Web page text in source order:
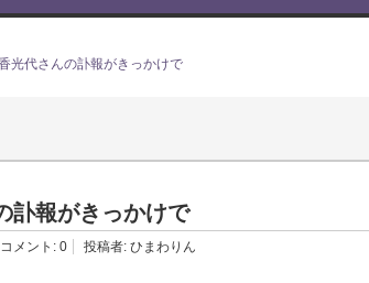
光代さんの訃報がきっかけで
訃報がきっかけで
コメント: 0 投稿者: ひまわりん